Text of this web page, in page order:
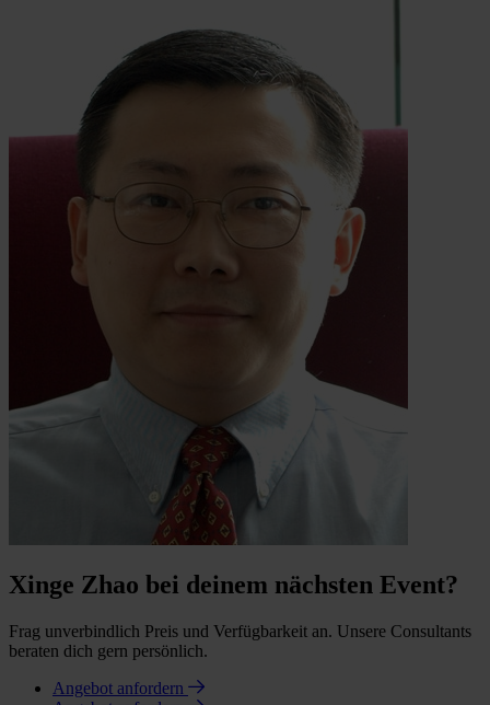
Xinge Zhao bei deinem nächsten Event?
Frag unverbindlich Preis und Verfügbarkeit an. Unsere Consultants
beraten dich gern persönlich.
Angebot anfordern